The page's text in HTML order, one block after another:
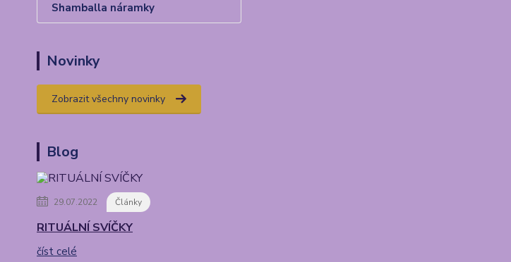
Shamballa náramky
Novinky
Zobrazit všechny novinky
Blog
29.07.2022 Články
RITUÁLNÍ SVÍČKY
číst celé